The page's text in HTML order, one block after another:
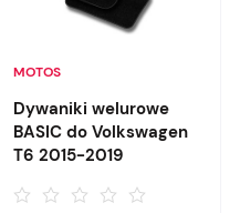
MOTOS
Dywaniki welurowe
BASIC do Volkswagen
T6 2015-2019